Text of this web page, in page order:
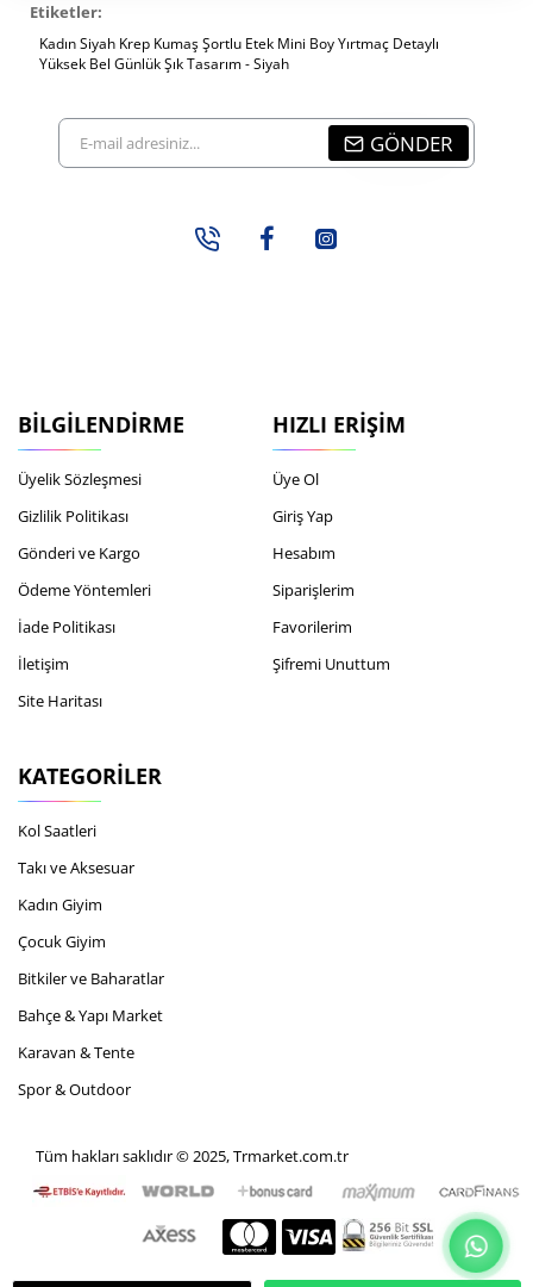
Etiketler:
Kadın Siyah Krep Kumaş Şortlu Etek Mini Boy Yırtmaç Detaylı
Yüksek Bel Günlük Şık Tasarım - Siyah
E-
mail
GÖNDER
BILGILENDIRME
Üyelik Sözleşmesi
Gizlilik Politikası
Gönderi ve Kargo
Ödeme Yöntemleri
İade Politikası
İletişim
Site Haritası
HIZLI ERIŞIM
Üye Ol
Giriş Yap
Hesabım
Siparişlerim
Favorilerim
Şifremi Unuttum
KATEGORILER
Kol Saatleri
Takı ve Aksesuar
Kadın Giyim
Çocuk Giyim
Bitkiler ve Baharatlar
Bahçe & Yapı Market
Karavan & Tente
Spor & Outdoor
Tüm hakları saklıdır © 2025, Trmarket.com.tr